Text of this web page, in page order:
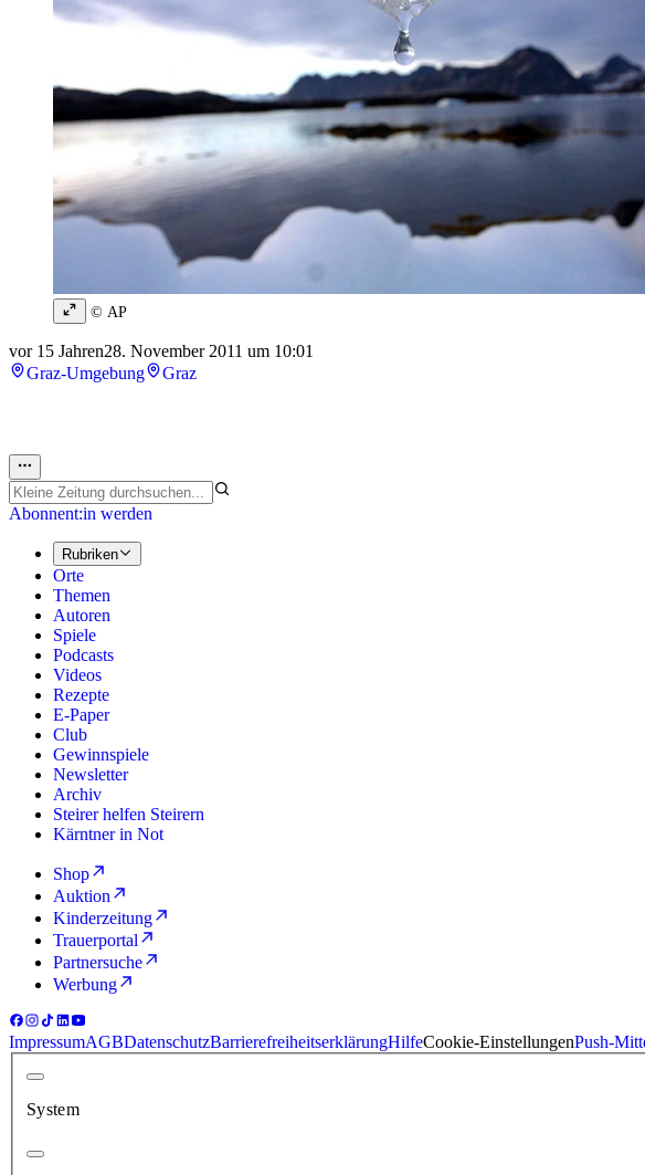
© AP
vor 15 Jahren28. November 2011 um 10:01
Graz-Umgebung
Graz
Abonnent:in werden
Rubriken
Orte
Themen
Autoren
Spiele
Podcasts
Videos
Rezepte
E-Paper
Club
Gewinnspiele
Newsletter
Archiv
Steirer helfen Steirern
Kärntner in Not
Shop
Auktion
Kinderzeitung
Trauerportal
Partnersuche
Werbung
ImpressumAGBDatenschutzBarrierefreiheitserklärungHilfeCookie-EinstellungenPush-
System